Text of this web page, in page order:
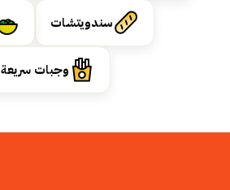
سندويتشات
وجبات سريعة